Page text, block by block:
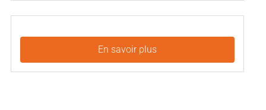
En savoir plus